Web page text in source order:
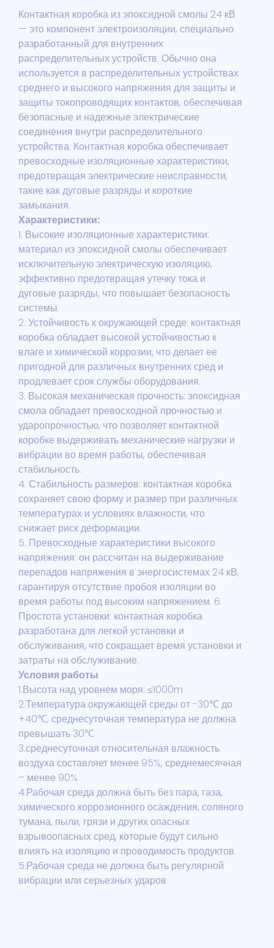
Контактная коробка из эпоксидной смолы 24 кВ
— это компонент электроизоляции, специально
разработанный для внутренних
распределительных устройств. Обычно она
используется в распределительных устройствах
среднего и высокого напряжения для защиты и
защиты токопроводящих контактов, обеспечивая
безопасные и надежные электрические
соединения внутри распределительного
устройства. Контактная коробка обеспечивает
превосходные изоляционные характеристики,
предотвращая электрические неисправности,
такие как дуговые разряды и короткие
замыкания.
Характеристики:
1. Высокие изоляционные характеристики:
материал из эпоксидной смолы обеспечивает
исключительную электрическую изоляцию,
эффективно предотвращая утечку тока и
дуговые разряды, что повышает безопасность
системы.
2. Устойчивость к окружающей среде: контактная
коробка обладает высокой устойчивостью к
влаге и химической коррозии, что делает ее
пригодной для различных внутренних сред и
продлевает срок службы оборудования.
3. Высокая механическая прочность: эпоксидная
смола обладает превосходной прочностью и
ударопрочностью, что позволяет контактной
коробке выдерживать механические нагрузки и
вибрации во время работы, обеспечивая
стабильность.
4. Стабильность размеров: контактная коробка
сохраняет свою форму и размер при различных
температурах и условиях влажности, что
снижает риск деформации.
5. Превосходные характеристики высокого
напряжения: он рассчитан на выдерживание
перепадов напряжения в энергосистемах 24 кВ,
гарантируя отсутствие пробоя изоляции во
время работы под высоким напряжением. 6.
Простота установки: контактная коробка
разработана для легкой установки и
обслуживания, что сокращает время установки и
затраты на обслуживание.
Условия работы
1.Высота над уровнем моря: ≤1000m
2.Температура окружающей среды от -30℃ до
+40℃, среднесуточная температура не должна
превышать 30℃
3.среднесуточная относительная влажность
воздуха составляет менее 95%, среднемесячная
– менее 90%.
4.Рабочая среда должна быть без пара, газа,
химического коррозионного осаждения, соляного
тумана, пыли, грязи и других опасных
взрывоопасных сред, которые будут сильно
влиять на изоляцию и проводимость продуктов.
5.Рабочая среда не должна быть регулярной
вибрации или серьезных ударов